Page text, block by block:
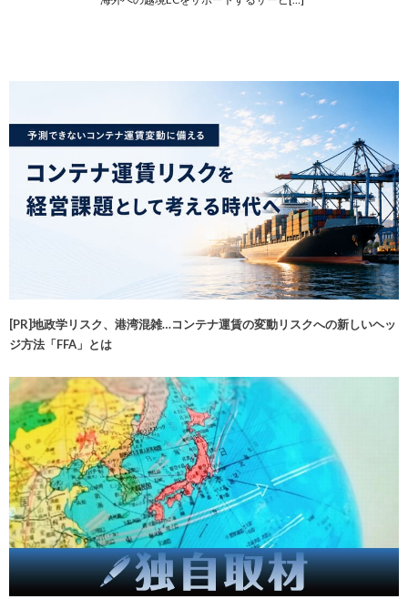
[PR]地政学リスク、港湾混雑…コンテナ運賃の変動リスクへの新しいヘッ
ジ方法「FFA」とは